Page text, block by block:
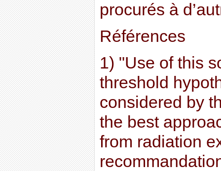
procurés à
Références
1) "Use of this
threshold
considered by
the best
from radiation